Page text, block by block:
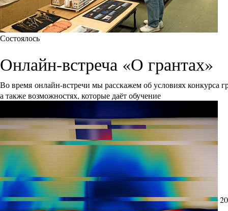
Состоялось
Онлайн-встреча «О грантах»
Во время онлайн-встречи мы расскажем об условиях
а также возможностях, которые даёт обучение